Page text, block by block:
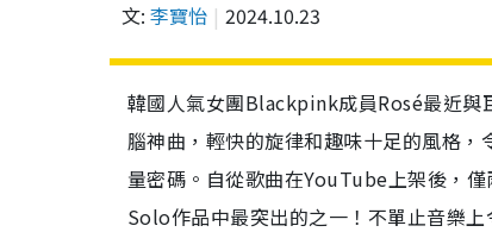
文: 李寶怡 2024.10.23
韓國人氣女團Blackpink成員Rosé最近與
腦神曲，輕快的旋律和趣味十足的風格
量密碼。自從歌曲在YouTube上架後，
Solo作品中最突出的之一！不單止音樂